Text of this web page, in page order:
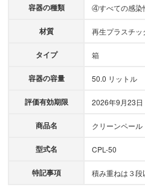
容器の種類 ④すべての感染
材質 再生プラスチッ
タイプ 箱
容器の容量 50.0 リットル
評価有効期限 2026年9月23日
商品名 クリーンペール
型式名 CPL-50
特記事項 積み重ねは３段